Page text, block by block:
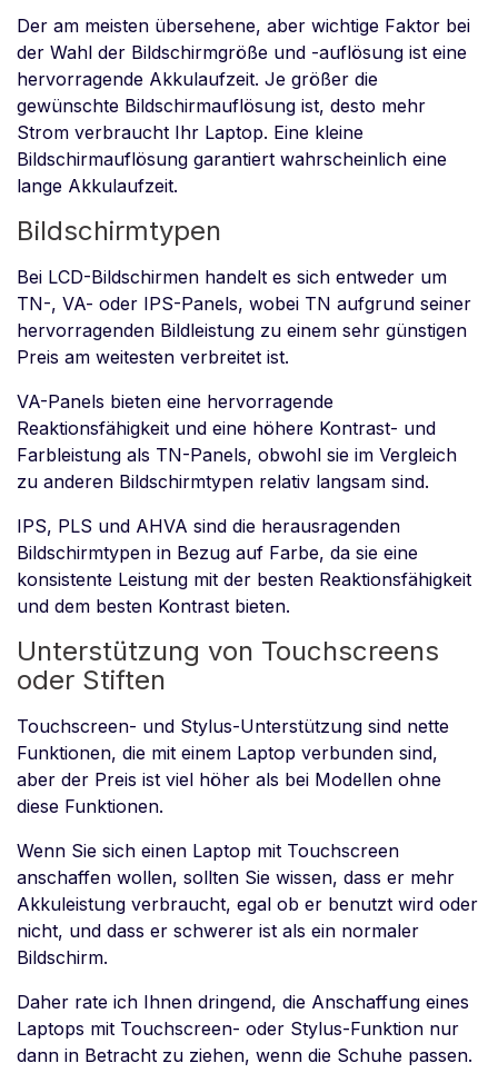
Der am meisten übersehene, aber wichtige Faktor bei
der Wahl der Bildschirmgröße und -auflösung ist eine
hervorragende Akkulaufzeit. Je größer die
gewünschte Bildschirmauflösung ist, desto mehr
Strom verbraucht Ihr Laptop. Eine kleine
Bildschirmauflösung garantiert wahrscheinlich eine
lange Akkulaufzeit.
Bildschirmtypen
Bei LCD-Bildschirmen handelt es sich entweder um
TN-, VA- oder IPS-Panels, wobei TN aufgrund seiner
hervorragenden Bildleistung zu einem sehr günstigen
Preis am weitesten verbreitet ist.
VA-Panels bieten eine hervorragende
Reaktionsfähigkeit und eine höhere Kontrast- und
Farbleistung als TN-Panels, obwohl sie im Vergleich
zu anderen Bildschirmtypen relativ langsam sind.
IPS, PLS und AHVA sind die herausragenden
Bildschirmtypen in Bezug auf Farbe, da sie eine
konsistente Leistung mit der besten Reaktionsfähigkeit
und dem besten Kontrast bieten.
Unterstützung von Touchscreens
oder Stiften
Touchscreen- und Stylus-Unterstützung sind nette
Funktionen, die mit einem Laptop verbunden sind,
aber der Preis ist viel höher als bei Modellen ohne
diese Funktionen.
Wenn Sie sich einen Laptop mit Touchscreen
anschaffen wollen, sollten Sie wissen, dass er mehr
Akkuleistung verbraucht, egal ob er benutzt wird oder
nicht, und dass er schwerer ist als ein normaler
Bildschirm.
Daher rate ich Ihnen dringend, die Anschaffung eines
Laptops mit Touchscreen- oder Stylus-Funktion nur
dann in Betracht zu ziehen, wenn die Schuhe passen.